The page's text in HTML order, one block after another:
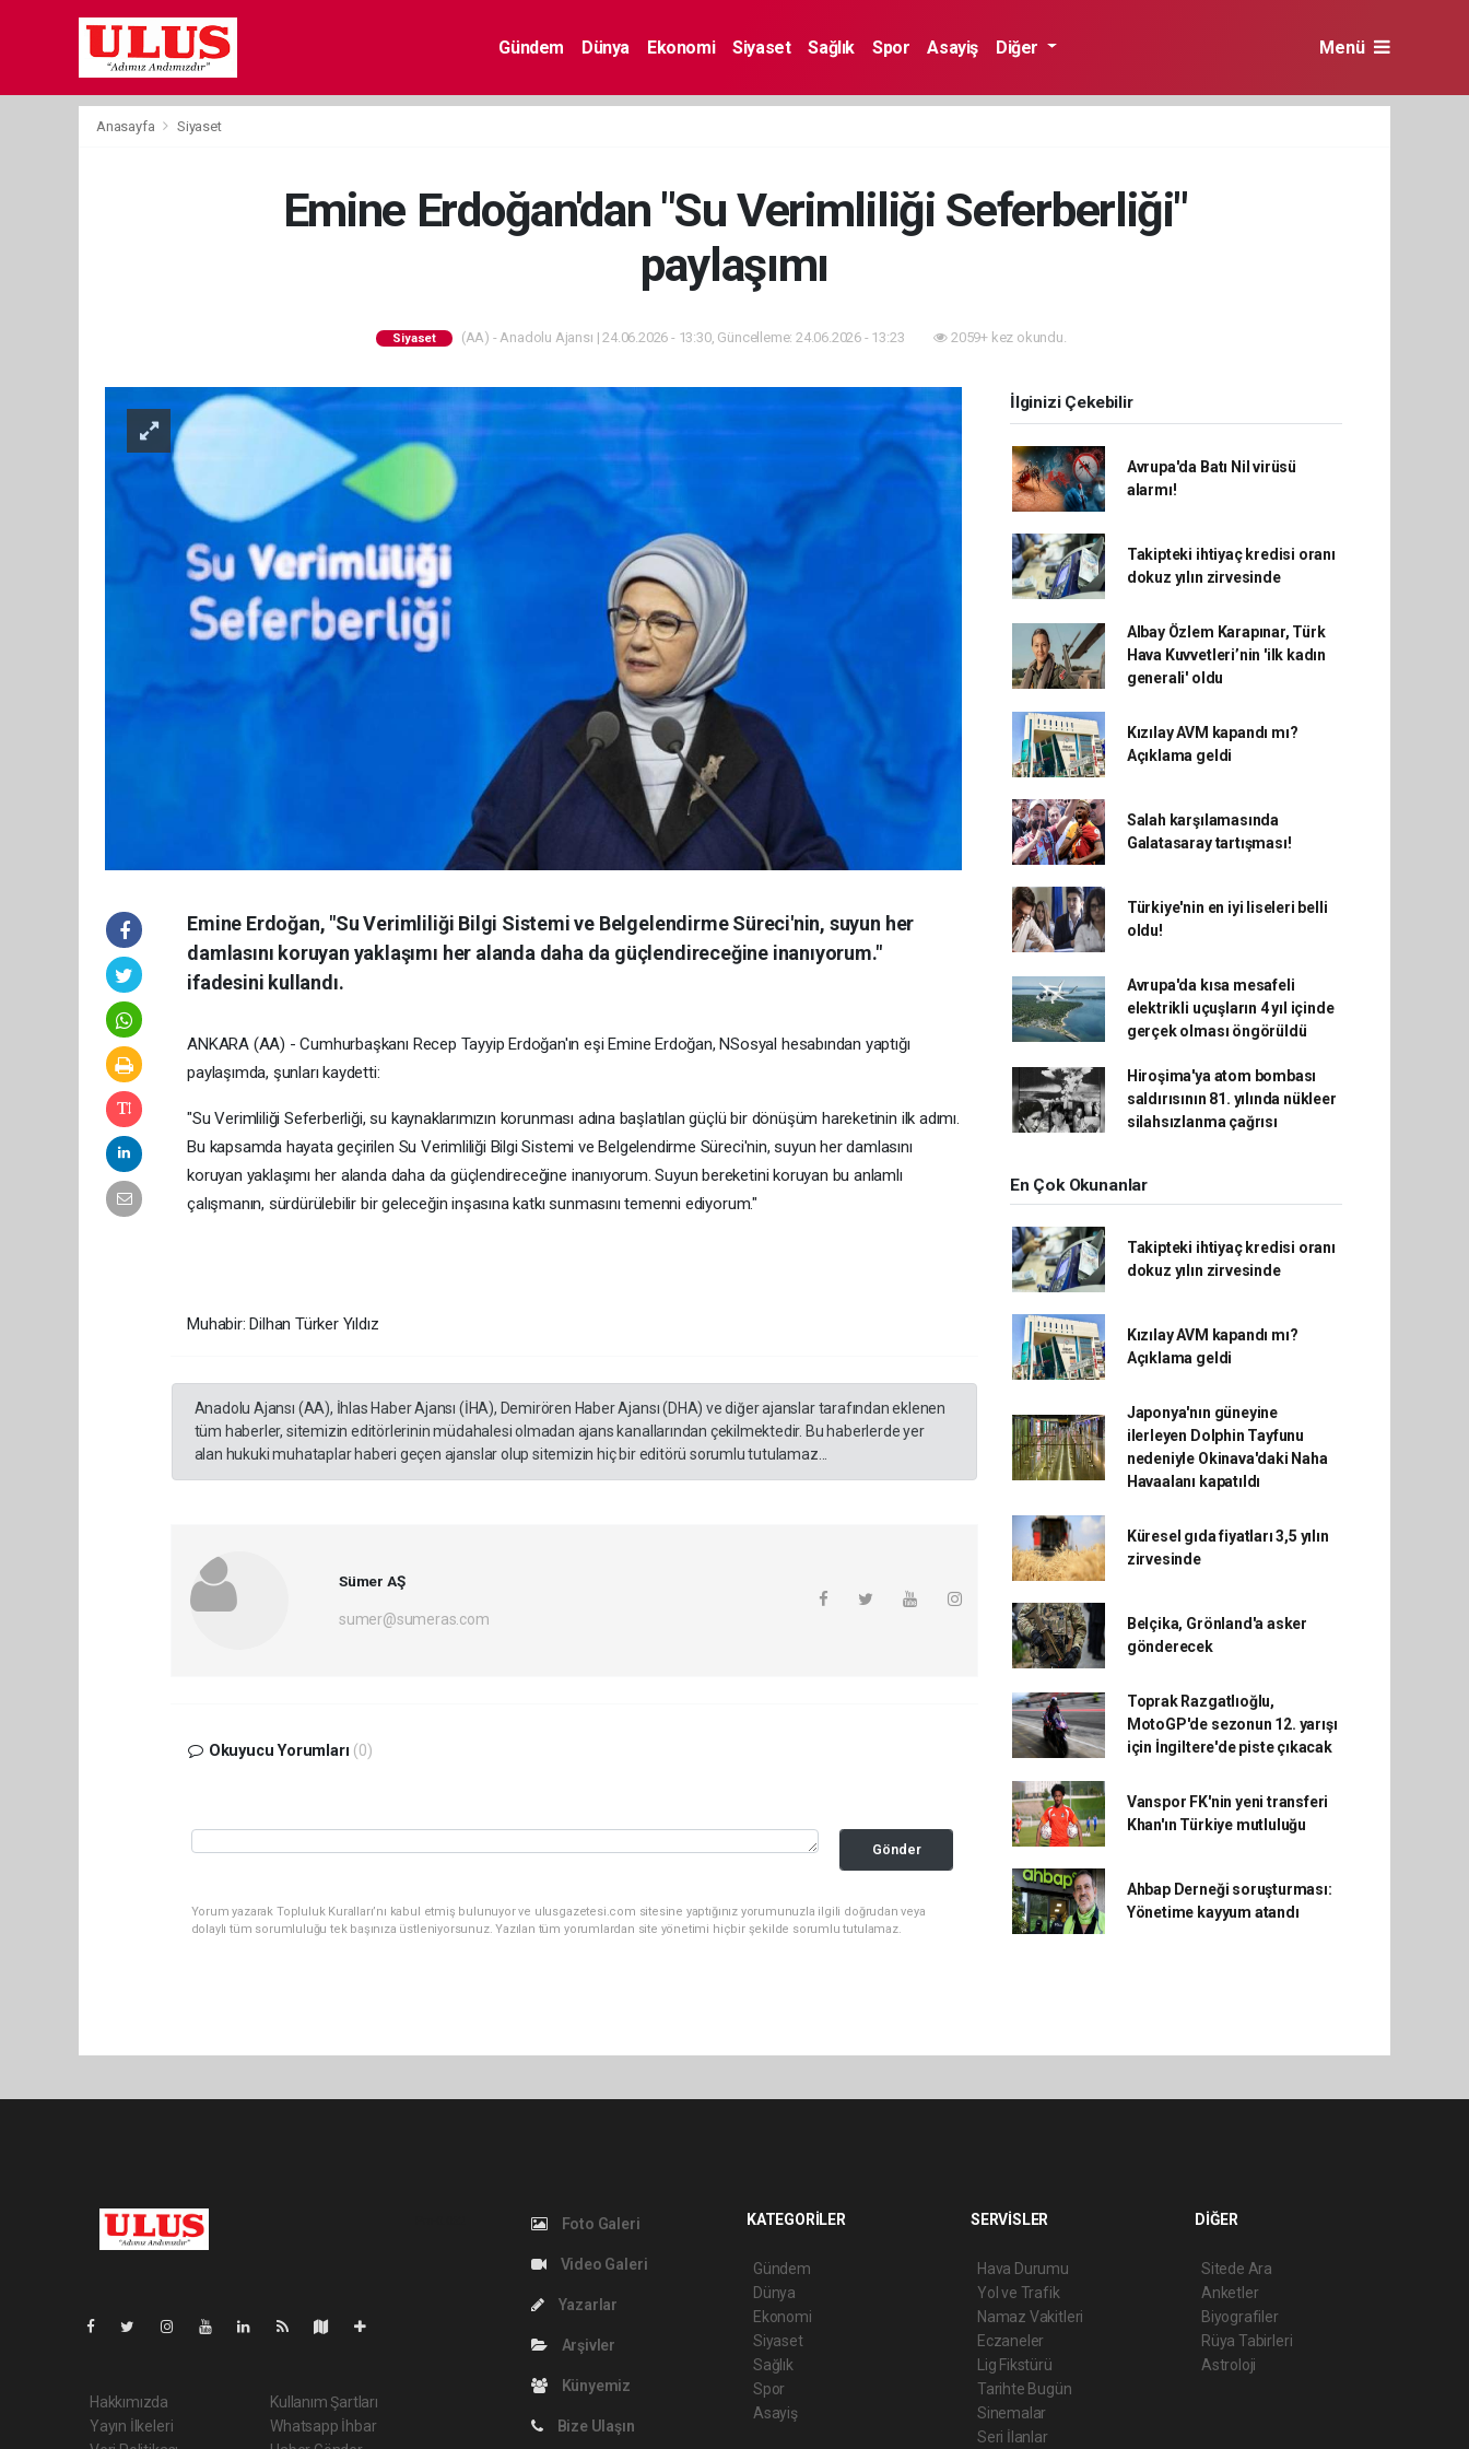
Gündem Dünya Ekonomi Siyaset Sağlık Spor Asayiş Diğer Menü
Anasayfa Siyaset
Emine Erdoğan'dan "Su Verimliliği Seferberliği"
paylaşımı
Siyaset (AA) - Anadolu Ajansı | 24.06.2026 - 13:30, Güncelleme: 24.06.2026 - 13:23 2059+ kez okundu.
Emine Erdoğan, "Su Verimliliği Bilgi Sistemi ve Belgelendirme Süreci'nin, suyun her
damlasını koruyan yaklaşımı her alanda daha da güçlendireceğine inanıyorum."
ifadesini kullandı.
ANKARA (AA) - Cumhurbaşkanı Recep Tayyip Erdoğan'ın eşi Emine Erdoğan, NSosyal hesabından yaptığı
paylaşımda, şunları kaydetti:
"Su Verimliliği Seferberliği, su kaynaklarımızın korunması adına başlatılan güçlü bir dönüşüm hareketinin ilk adımı.
Bu kapsamda hayata geçirilen Su Verimliliği Bilgi Sistemi ve Belgelendirme Süreci'nin, suyun her damlasını
koruyan yaklaşımı her alanda daha da güçlendireceğine inanıyorum. Suyun bereketini koruyan bu anlamlı
çalışmanın, sürdürülebilir bir geleceğin inşasına katkı sunmasını temenni ediyorum."
Muhabir: Dilhan Türker Yıldız
Anadolu Ajansı (AA), İhlas Haber Ajansı (İHA), Demirören Haber Ajansı (DHA) ve diğer ajanslar tarafından eklenen
tüm haberler, sitemizin editörlerinin müdahalesi olmadan ajans kanallarından çekilmektedir. Bu haberlerde yer
alan hukuki muhataplar haberi geçen ajanslar olup sitemizin hiç bir editörü sorumlu tutulamaz...
Sümer AŞ
sumer@sumeras.com
Okuyucu Yorumları (0)
Gönder
Yorum yazarak Topluluk Kuralları’nı kabul etmiş bulunuyor ve ulusgazetesi.com sitesine yaptığınız yorumunuzla ilgili doğrudan veya
dolaylı tüm sorumluluğu tek başınıza üstleniyorsunuz. Yazılan tüm yorumlardan site yönetimi hiçbir şekilde sorumlu tutulamaz.
İlginizi Çekebilir
Avrupa'da Batı Nil virüsü
alarmı!
Takipteki ihtiyaç kredisi oranı
dokuz yılın zirvesinde
Albay Özlem Karapınar, Türk
Hava Kuvvetleri’nin 'ilk kadın
generali' oldu
Kızılay AVM kapandı mı?
Açıklama geldi
Salah karşılamasında
Galatasaray tartışması!
Türkiye'nin en iyi liseleri belli
oldu!
Avrupa'da kısa mesafeli
elektrikli uçuşların 4 yıl içinde
gerçek olması öngörüldü
Hiroşima'ya atom bombası
saldırısının 81. yılında nükleer
silahsızlanma çağrısı
En Çok Okunanlar
Takipteki ihtiyaç kredisi oranı
dokuz yılın zirvesinde
Kızılay AVM kapandı mı?
Açıklama geldi
Japonya'nın güneyine
ilerleyen Dolphin Tayfunu
nedeniyle Okinava'daki Naha
Havaalanı kapatıldı
Küresel gıda fiyatları 3,5 yılın
zirvesinde
Belçika, Grönland'a asker
gönderecek
Toprak Razgatlıoğlu,
MotoGP'de sezonun 12. yarışı
için İngiltere'de piste çıkacak
Vanspor FK'nin yeni transferi
Khan'ın Türkiye mutluluğu
Ahbap Derneği soruşturması:
Yönetime kayyum atandı
Hakkımızda
Yayın İlkeleri
Kullanım Şartları
Whatsapp İhbar
Foto Galeri
Video Galeri
Yazarlar
Arşivler
Künyemiz
Bize Ulaşın
KATEGORİLER
Gündem
Dünya
Ekonomi
Siyaset
Sağlık
Spor
Asayiş
SERVİSLER
Hava Durumu
Yol ve Trafik
Namaz Vakitleri
Eczaneler
Lig Fikstürü
Tarihte Bugün
Sinemalar
Seri İlanlar
DİĞER
Sitede Ara
Anketler
Biyografiler
Rüya Tabirleri
Astroloji